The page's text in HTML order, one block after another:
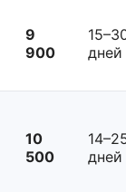
9
900
дней
10
500
дней